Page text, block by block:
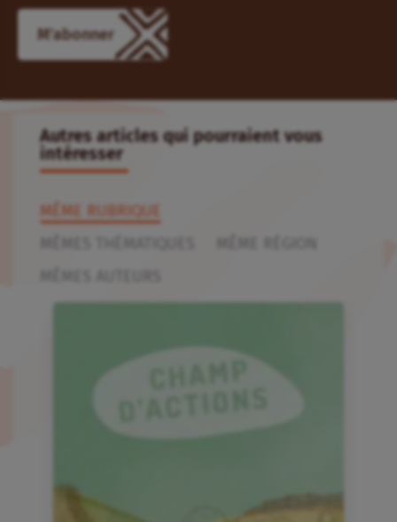
M'abonner
Autres articles qui pourraient vous
intéresser
MÊME RUBRIQUE